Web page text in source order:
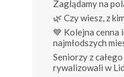
Zaglądamy na
🌿 Czy wiesz, z
💙 Kolejna cenna
najmłodszych
Seniorzy z
rywalizowali w